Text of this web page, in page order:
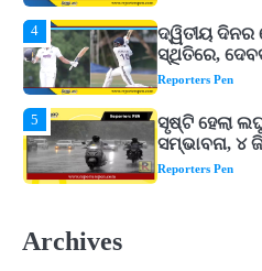
5
ସୃଷ୍ଟି ହେଲା
ସମ୍ଭାବନା, ୪
Reporters Pen
1
ଓଡିଶାକୁ ଆସିଲା
ନିବେଶ
ସୁଯୋଗ ସୃଷ୍ଟି
Reporters Pen
Archives